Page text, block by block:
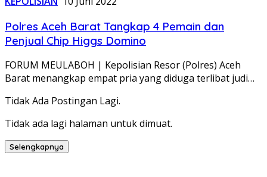
Polres Aceh Barat Tangkap 4 Pemain dan
Penjual Chip Higgs Domino
FORUM MEULABOH | Kepolisian Resor (Polres) Aceh
Barat menangkap empat pria yang diduga terlibat judi…
Tidak Ada Postingan Lagi.
Tidak ada lagi halaman untuk dimuat.
Selengkapnya